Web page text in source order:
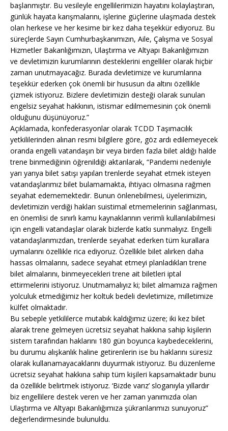
başlanmıştır. Bu vesileyle engellilerimizin hayatını kolaylaştıran,
günlük hayata karışmalarını, işlerine güçlerine ulaşmada destek
olan herkese ve her kesime bir kez daha teşekkür ediyoruz. Bu
süreçlerde Sayın Cumhurbaşkanımızın, Aile, Çalışma ve Sosyal
Hizmetler Bakanlığımızın, Ulaştırma ve Altyapı Bakanlığımızın
ve devletimizin kurumlarının desteklerini engelliler olarak hiçbir
zaman unutmayacağız. Burada devletimize ve kurumlarına
teşekkür ederken çok önemli bir hususun da altını özellikle
çizmek istiyoruz. Bizlere devletimizin desteği olarak sunulan
engelsiz seyahat hakkının, istismar edilmemesinin çok önemli
olduğunu düşünüyoruz.”
Açıklamada, konfederasyonlar olarak TCDD Taşımacılık
yetkililerinden alınan resmi bilgilere göre, göz ardı edilemeyecek
oranda engelli vatandaşın bir veya birden fazla bilet aldığı halde
trene binmediğinin öğrenildiği aktarılarak, “Pandemi nedeniyle
yarı yarıya bilet satışı yapılan trenlerde seyahat etmek isteyen
vatandaşlarımız bilet bulamamakta, ihtiyacı olmasına rağmen
seyahat edememektedir. Bunun önlenebilmesi, üyelerimizin,
devletimizin verdiği hakları suistimal etmemelerinin sağlanması,
en önemlisi de sınırlı kamu kaynaklarının verimli kullanılabilmesi
için engelli vatandaşlar olarak bizlerde katkı sunmalıyız. Engelli
vatandaşlarımızdan, trenlerde seyahat ederken tüm kurallara
uymalarını özellikle rica ediyoruz. Özellikle bilet alırken daha
hassas olmalarını, sadece seyahat etmeyi planladıkları trene
bilet almalarını, binmeyecekleri trene ait biletleri iptal
ettirmelerini istiyoruz. Unutmamalıyız ki; bilet almamıza rağmen
yolculuk etmediğimiz her koltuk bedeli devletimize, milletimize
külfet olmaktadır.
Bu sebeple yetkililerce mutabık kaldığımız üzere; iki kez bilet
alarak trene gelmeyen ücretsiz seyahat hakkına sahip kişilerin
sistem tarafından haklarını 180 gün boyunca kaybedeceklerini,
bu durumu alışkanlık haline getirenlerin ise bu haklarını süresiz
olarak kullanamayacaklarını duyurmak istiyoruz. Bu düzenleme
ücretsiz seyahat hakkına sahip tüm kişileri kapsamaktadır bunu
da özellikle belirtmek istiyoruz. ‘Bizde varız’ sloganıyla yıllardır
biz engellilere destek veren ve her zaman yanımızda olan
Ulaştırma ve Altyapı Bakanlığımıza şükranlarımızı sunuyoruz”
değerlendirmesinde bulunuldu.